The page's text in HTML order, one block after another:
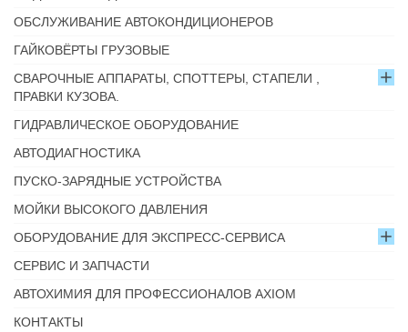
ОБСЛУЖИВАНИЕ АВТОКОНДИЦИОНЕРОВ
ГАЙКОВЁРТЫ ГРУЗОВЫЕ
СВАРОЧНЫЕ АППАРАТЫ, СПОТТЕРЫ, СТАПЕЛИ ,
ПРАВКИ КУЗОВА.
ГИДРАВЛИЧЕСКОЕ ОБОРУДОВАНИЕ
АВТОДИАГНОСТИКА
ПУСКО-ЗАРЯДНЫЕ УСТРОЙСТВА
МОЙКИ ВЫСОКОГО ДАВЛЕНИЯ
ОБОРУДОВАНИЕ ДЛЯ ЭКСПРЕСС-СЕРВИСА
СЕРВИС И ЗАПЧАСТИ
АВТОХИМИЯ ДЛЯ ПРОФЕССИОНАЛОВ AXIOM
КОНТАКТЫ